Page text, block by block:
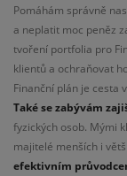
Pomáhám správně
a neplatit moc peněz
tvoření portfolia pro
klientů a ochraňovat
Finanční plán je cesta
Také se zabývám
fyzických osob. Mými
majitelé menších i
efektivním